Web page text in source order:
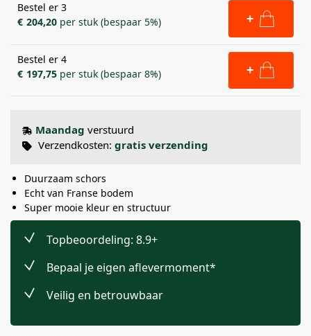
Bestel er 3
€ 204,20 per stuk (bespaar 5%) +
Bestel er 4
€ 197,75 per stuk (bespaar 8%) +
Maandag verstuurd
Verzendkosten: gratis verzending
Duurzaam schors
Echt van Franse bodem
Super mooie kleur en structuur
Topbeoordeling: 8.9+
Bepaal je eigen aflevermoment*
Veilig en betrouwbaar